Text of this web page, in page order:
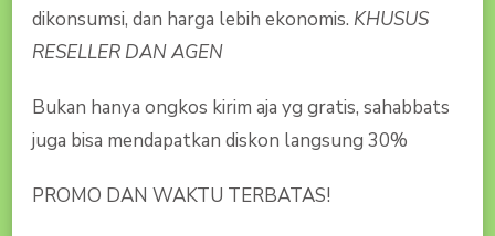
dikonsumsi, dan harga lebih ekonomis. KHUSUS
RESELLER DAN AGEN
Bukan hanya ongkos kirim aja yg gratis, sahabbats
juga bisa mendapatkan diskon langsung 30%
PROMO DAN WAKTU TERBATAS!